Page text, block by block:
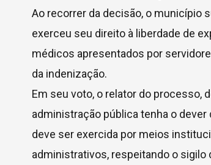
Ao recorrer da decisão, o município
exerceu seu direito à liberdade de
médicos apresentados por
da indenização.
Em seu voto, o relator do processo,
administração pública tenha o
deve ser exercida por meios
administrativos, respeitando o